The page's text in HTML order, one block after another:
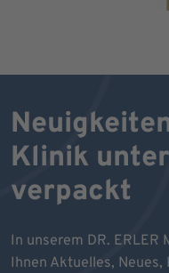
Klinik
verpackt
In unserem DR. ERLER
Ihnen Aktuelles,